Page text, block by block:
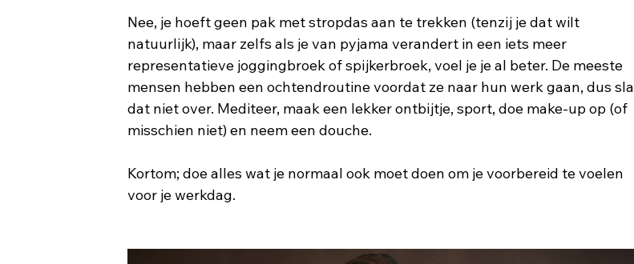
Nee, je hoeft geen pak met stropdas aan te trekken (tenzij je dat wilt
natuurlijk), maar zelfs als je van pyjama verandert in een iets meer
representatieve joggingbroek of spijkerbroek, voel je je al beter. De meeste
mensen hebben een ochtendroutine voordat ze naar hun werk gaan, dus sla
dat niet over. Mediteer, maak een lekker ontbijtje, sport, doe make-up op (of
misschien niet) en neem een ​​douche.
Kortom; doe alles wat je normaal ook moet doen om je voorbereid te voelen
voor je werkdag.